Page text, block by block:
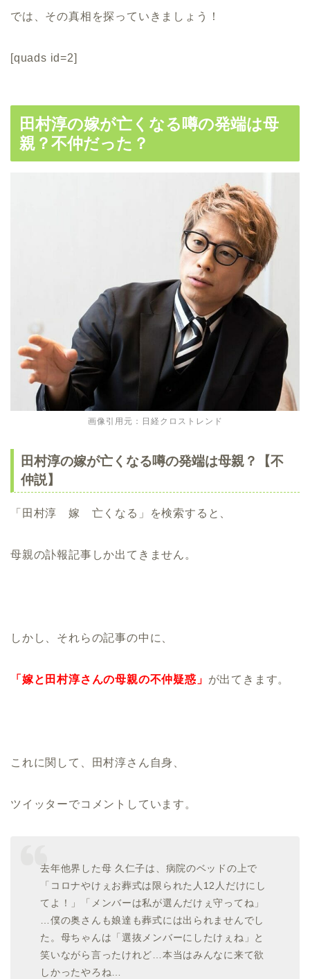
では、その真相を探っていきましょう！
[quads id=2]
田村淳の嫁が亡くなる噂の発端は母
親？不仲だった？
画像引用元：日経クロストレンド
田村淳の嫁が亡くなる噂の発端は母親？【不
仲説】
「田村淳 嫁 亡くなる」を検索すると、
母親の訃報記事しか出てきません。
しかし、それらの記事の中に、
「嫁と田村淳さんの母親の不仲疑惑」 が出てきます。
これに関して、田村淳さん自身、
ツイッターでコメントしています。
去年他界した母 久仁子は、病院のベッドの上で
「コロナやけぇお葬式は限られた人12人だけにし
てよ！」「メンバーは私が選んだけぇ守ってね」
…僕の奥さんも娘達も葬式には出られませんでし
た。母ちゃんは「選抜メンバーにしたけぇね」と
笑いながら言ったけれど…本当はみんなに来て欲
しかったやろね…